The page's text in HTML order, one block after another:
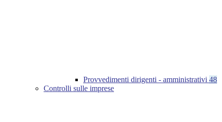
Provvedimenti dirigenti - amministrativi 48
Controlli sulle imprese